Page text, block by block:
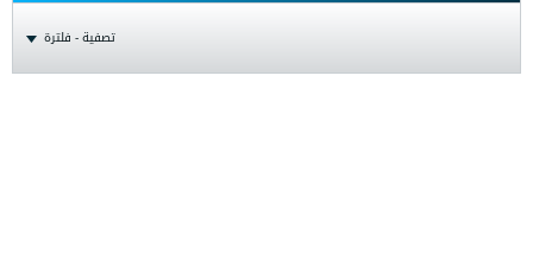
تصفية - فلترة